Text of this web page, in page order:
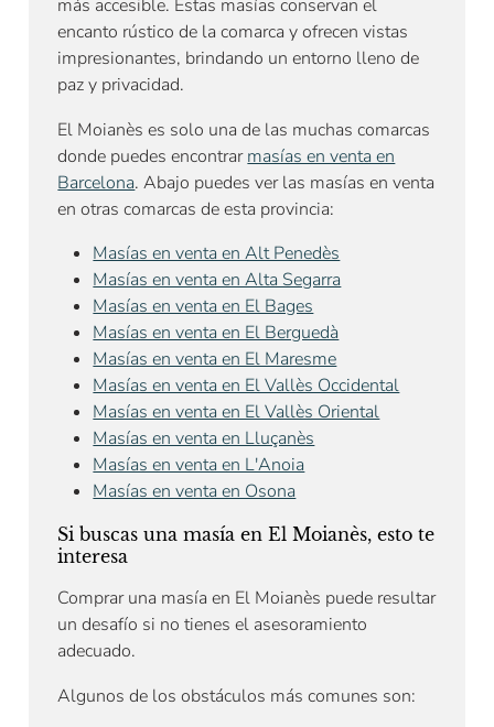
más accesible. Estas masías conservan el
encanto rústico de la comarca y ofrecen vistas
impresionantes, brindando un entorno lleno de
paz y privacidad.
El Moianès es solo una de las muchas comarcas
donde puedes encontrarmasías en venta en
Barcelona. Abajo puedes ver las masías en venta
en otras comarcas de esta provincia:
Masías en venta en Alt Penedès
Masías en venta en Alta Segarra
Masías en venta en El Bages
Masías en venta en El Berguedà
Masías en venta en El Maresme
Masías en venta en El Vallès Occidental
Masías en venta en El Vallès Oriental
Masías en venta en Lluçanès
Masías en venta en L'Anoia
Masías en venta en Osona
Si buscas una masía en El Moianès, esto te
interesa
Comprar una masía en El Moianès puede resultar
un desafío si no tienes el asesoramiento
adecuado.
Algunos de los obstáculos más comunes son: